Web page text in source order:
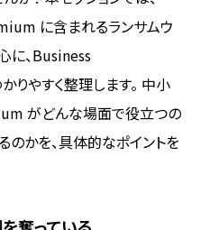
に含まれるランサムウ
に、Business
やすく整理します。 中小
がどんな場面で役立つの
のかを、具体的なポイントを